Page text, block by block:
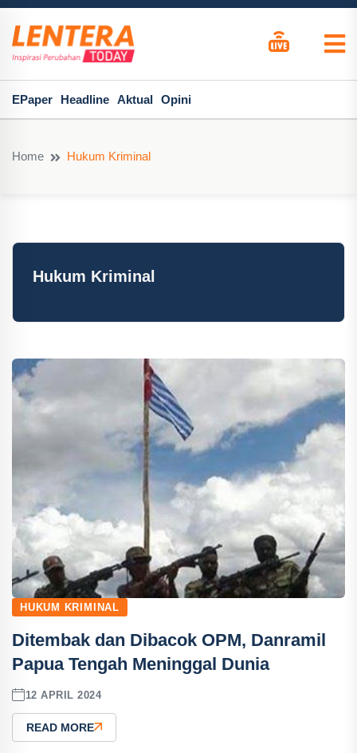
EPaper Headline Aktual Opini
Home Hukum Kriminal
Hukum Kriminal
HUKUM KRIMINAL
Ditembak dan Dibacok OPM, Danramil
Papua Tengah Meninggal Dunia
12 APRIL 2024
READ MORE